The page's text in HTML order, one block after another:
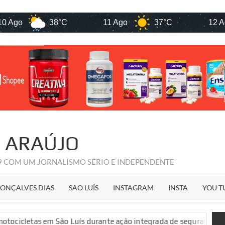
11 Ago 37°C 12 Ago 36°C
UM JORNALISMO SÉRIO E INDEPENDENTE
DIAS SÃO LUÍS INSTAGRAM INSTA YOU
ação integrada de segurança pública Veja quem são